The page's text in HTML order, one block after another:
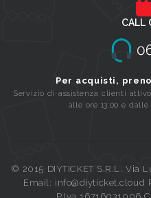
CALL
Per acquisti,
Servizio di assistenza clienti
alle ore 13:00 e dalle
© 2015 DIYTICKET S.R.L. Via
Email: info@diyticket.cloud